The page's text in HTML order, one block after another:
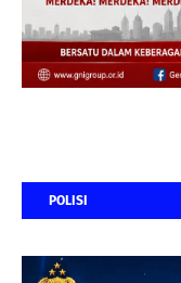
POLISI